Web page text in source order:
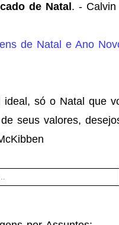
de Natal . - Calvin
de Natal e Ano
ideal, só o Natal que
seus valores,